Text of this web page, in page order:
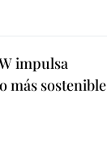
impulsa
más sostenible